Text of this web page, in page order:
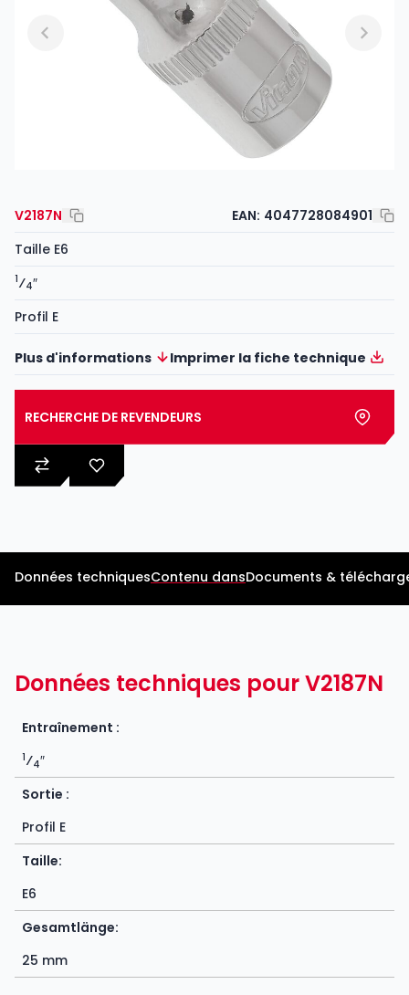
V2187N EAN: 4047728084901
Taille E6
1⁄4″
Profil E
Plus d'informations Imprimer la fiche technique
RECHERCHE DE REVENDEURS
Données techniquesContenu dansDocuments &
Données techniques pour V2187N
Entraînement :
1⁄4″
Sortie :
Profil E
Taille:
E6
Gesamtlänge:
25 mm